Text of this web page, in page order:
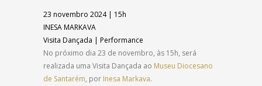
23 novembro 2024 | 15h
INESA MARKAVA
Visita Dançada | Performance
No próximo dia 23 de novembro, às 15h, será
realizada uma Visita Dançada ao Museu Diocesano
de Santarém, por Inesa Markava.